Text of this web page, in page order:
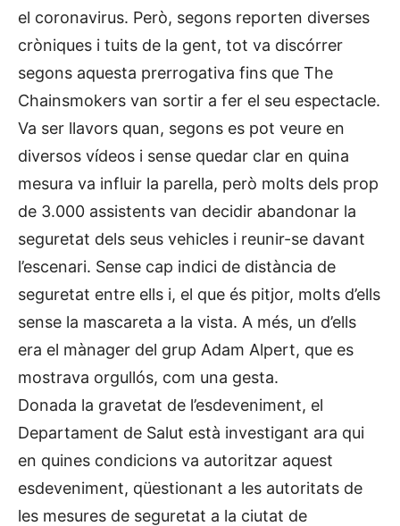
el coronavirus. Però, segons reporten diverses
cròniques i tuits de la gent, tot va discórrer
segons aquesta prerrogativa fins que The
Chainsmokers van sortir a fer el seu espectacle.
Va ser llavors quan, segons es pot veure en
diversos vídeos i sense quedar clar en quina
mesura va influir la parella, però molts dels prop
de 3.000 assistents van decidir abandonar la
seguretat dels seus vehicles i reunir-se davant
l’escenari. Sense cap indici de distància de
seguretat entre ells i, el que és pitjor, molts d’ells
sense la mascareta a la vista. A més, un d’ells
era el mànager del grup Adam Alpert, que es
mostrava orgullós, com una gesta.
Donada la gravetat de l’esdeveniment, el
Departament de Salut està investigant ara qui
en quines condicions va autoritzar aquest
esdeveniment, qüestionant a les autoritats de
les mesures de seguretat a la ciutat de